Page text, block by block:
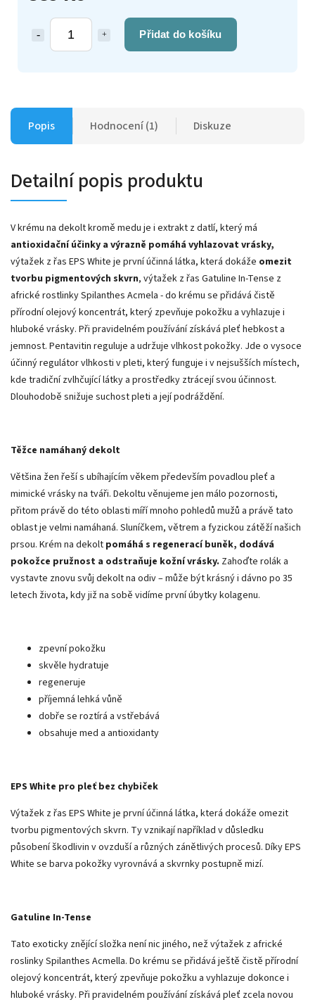
Přidat do košíku
Popis Hodnocení (1) Diskuze
Detailní popis produktu
V krému na dekolt kromě medu je i extrakt z datlí, který má
antioxidační účinky a výrazně pomáhá vyhlazovat vrásky,
výtažek z řas EPS White je první účinná látka, která dokáže omezit
tvorbu pigmentových skvrn, výtažek z řas Gatuline In-Tense z
africké rostlinky Spilanthes Acmela - do krému se přidává čistě
přírodní olejový koncentrát, který zpevňuje pokožku a vyhlazuje i
hluboké vrásky. Při pravidelném používání získává pleť hebkost a
jemnost. Pentavitin reguluje a udržuje vlhkost pokožky. Jde o vysoce
účinný regulátor vlhkosti v pleti, který funguje i v nejsušších místech,
kde tradiční zvlhčující látky a prostředky ztrácejí svou účinnost.
Dlouhodobě snižuje suchost pleti a její podráždění.
Těžce namáhaný dekolt
Většina žen řeší s ubíhajícím věkem především povadlou pleť a
mimické vrásky na tváři. Dekoltu věnujeme jen málo pozornosti,
přitom právě do této oblasti míří mnoho pohledů mužů a právě tato
oblast je velmi namáhaná. Sluníčkem, větrem a fyzickou zátěží našich
prsou. Krém na dekolt pomáhá s regenerací buněk, dodává
pokožce pružnost a odstraňuje kožní vrásky. Zahoďte rolák a
vystavte znovu svůj dekolt na odiv – může být krásný i dávno po 35
letech života, kdy již na sobě vidíme první úbytky kolagenu.
zpevní pokožku
skvěle hydratuje
regeneruje
příjemná lehká vůně
dobře se roztírá a vstřebává
obsahuje med a antioxidanty
EPS White pro pleť bez chybiček
Výtažek z řas EPS White je první účinná látka, která dokáže omezit
tvorbu pigmentových skvrn. Ty vznikají například v důsledku
působení škodlivin v ovzduší a různých zánětlivých procesů. Díky EPS
White se barva pokožky vyrovnává a skvrnky postupně mizí.
Gatuline In-Tense
Tato exoticky znějící složka není nic jiného, než výtažek z africké
roslinky Spilanthes Acmella. Do krému se přidává ještě čistě přírodní
olejový koncentrát, který zpevňuje pokožku a vyhlazuje dokonce i
hluboké vrásky. Při pravidelném používání získává pleť zcela novou